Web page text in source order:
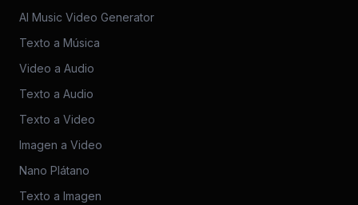
AI Music Video Generator
Texto a Música
Video a Audio
Texto a Audio
Texto a Video
Imagen a Video
Nano Plátano
Texto a Imagen